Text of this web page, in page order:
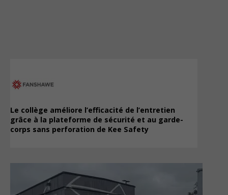
Le collège améliore l’efficacité de l’entretien
grâce à la plateforme de sécurité et au garde-
corps sans perforation de Kee Safety